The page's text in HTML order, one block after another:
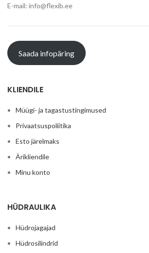
E-mail: info@flexib.ee
Saada infopäring
KLIENDILE
Müügi- ja tagastustingimused
Privaatsuspoliitika
Esto järelmaks
Ärikliendile
Minu konto
HÜDRAULIKA
Hüdrojagajad
Hüdrosilindrid